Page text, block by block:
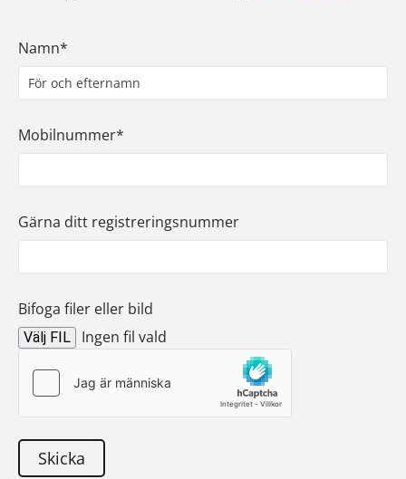
Namn*
Mobilnummer*
Gärna ditt registreringsnummer
Bifoga filer eller bild
Välj FIL Ingen fil vald